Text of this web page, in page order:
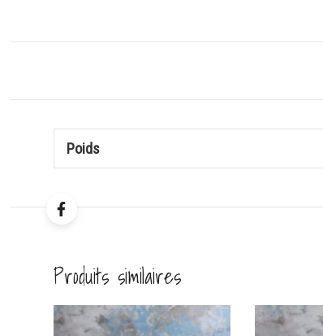
Poids
Produits similaires